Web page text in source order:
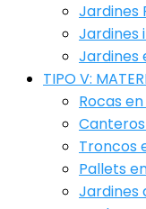
Jardines
Jardines
Jardines
TIPO V:
Rocas
Troncos
Pallets
Jardines